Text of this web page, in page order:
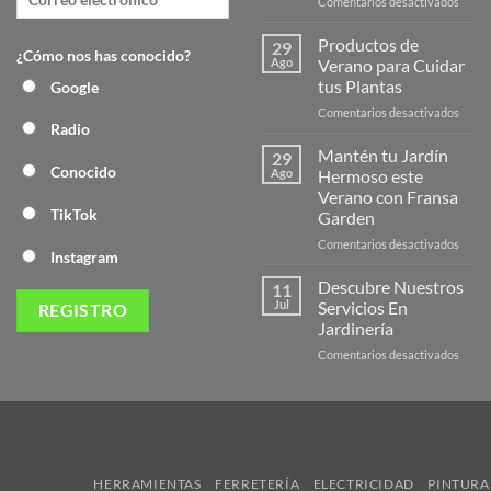
¿Cómo nos has conocido?
Google
Radio
Conocido
TikTok
Instagram
Página
29
Ago
Productos de
Verano para Cuidar
tus Plantas
Comentarios desactivados
29
Ago
Mantén tu Jardín
Hermoso este
Verano con Fransa
Garden
Comentarios desactivados
Jardín
11
Jul
Descubre Nuestros
Servicios En
Jardinería
Comentarios desactivados
HERRAMIENTAS FERRETERÍA ELECTRICIDAD